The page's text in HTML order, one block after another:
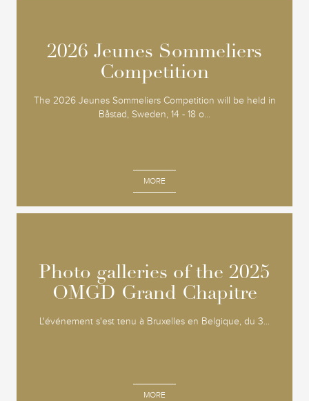
2026 Jeunes Sommeliers
Competition
The 2026 Jeunes Sommeliers Competition will be held in
Båstad, Sweden, 14 - 18 o...
MORE
2026 Jeunes Sommeliers
Competition
Photo galleries of the 2025
OMGD Grand Chapitre
L'événement s'est tenu à Bruxelles en Belgique, du 3...
MORE
Photo galleries of the 2025
OMGD Grand Chapitre